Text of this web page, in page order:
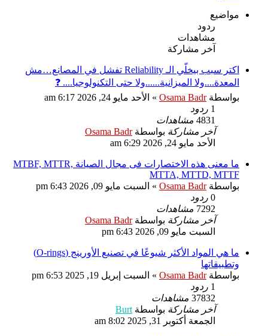
مواضيع
ردود
مشاهدات
آخر مشاركة
اكتر سبب بيخلّي الـ Reliability تفشل في المصانع…مش
المعدة....ولا الميزانية......ولا حتى التكنولوجيا.... ❓
بواسطةOsama Badr
» الأحد مايو 24, 2026 6:17 am
1 ردود
4831 مشاهدات
آخر مشاركة بواسطةOsama Badr
الأحد مايو 24, 2026 6:29 am
ما معنى هذه الاختصارات فى مجال الصيانة MTBF, MTTR,
MTTA, MTTD, MTTF
بواسطةOsama Badr
» السبت مايو 09, 2026 6:43 pm
0 ردود
7292 مشاهدات
آخر مشاركة بواسطةOsama Badr
السبت مايو 09, 2026 6:43 pm
ما هي المواد الأكثر شيوعًا في تصنيع الأورينج (O-rings)
وتطبيقاتها
بواسطةOsama Badr
» السبت إبريل 19, 2025 6:53 pm
1 ردود
37832 مشاهدات
آخر مشاركة بواسطةBurt
الجمعة أكتوبر 31, 2025 8:02 am